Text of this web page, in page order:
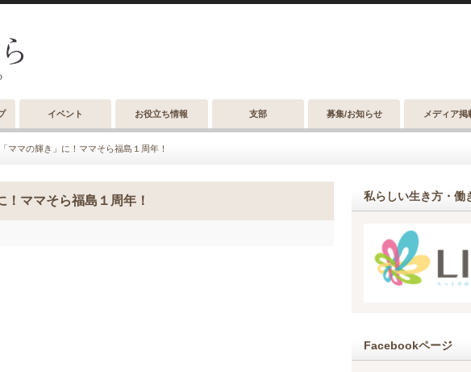
イベント お役立ち情報 支部 募集/お知らせ メディア掲
ママの輝き」に！ママそら福島１周年！
ママそら福島１周年！ 私らしい生き方・
Facebookページ